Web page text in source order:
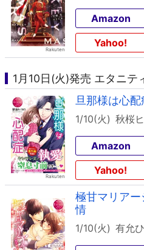
Amazon
Yahoo!
1月10日(火)発売 エタニテ
旦那様は心配
1/10(火) 秋桜
Amazon
Yahoo!
極甘マリア
情
1/10(火) 有允